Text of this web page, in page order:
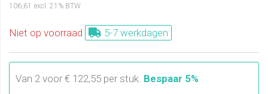
106,61 excl. 21% BTW
Niet op voorraad 5-7 werkdagen
Van 2 voor € 122,55 per stuk. Bespaar 5%